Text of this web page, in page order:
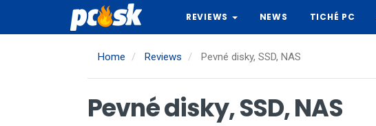
main
REVIEWS NEWS TICHÉ PC
Home Reviews Pevné disky, SSD, NAS
Pevné disky, SSD, NAS